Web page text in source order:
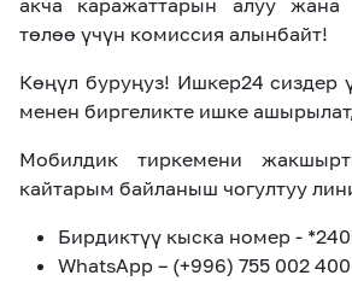
акча каражаттарын алуу жана
төлөө үчүн комиссия алынбайт!
Көңүл буруңуз! Ишкер24 сиздер
менен биргеликте ишке
Мобилдик тиркемени
кайтарым байланыш чогултуу
Бирдиктүү кыска номер -
WhatsApp – (+996) 755 002 400